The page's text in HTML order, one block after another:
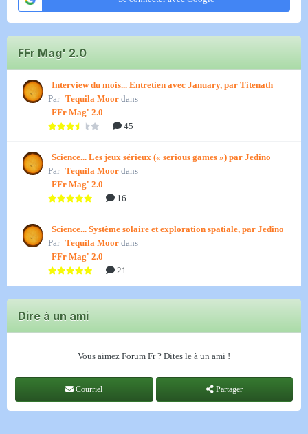
FFr Mag' 2.0
Interview du mois... Entretien avec January, par Titenath
Par Tequila Moor dans
FFr Mag' 2.0
45
Science... Les jeux sérieux (« serious games ») par Jedino
Par Tequila Moor dans
FFr Mag' 2.0
16
Science... Système solaire et exploration spatiale, par Jedino
Par Tequila Moor dans
FFr Mag' 2.0
21
Dire à un ami
Vous aimez Forum Fr ? Dites le à un ami !
Courriel Partager